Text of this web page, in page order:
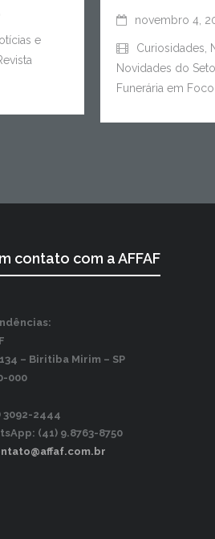
e
novembro 4,
Curiosidades
Novidades do
Funerária em Foco
contato com a AFFAF
– Biritiba Mirim – SP
000
3092-2444
(41) 9.8763-8750